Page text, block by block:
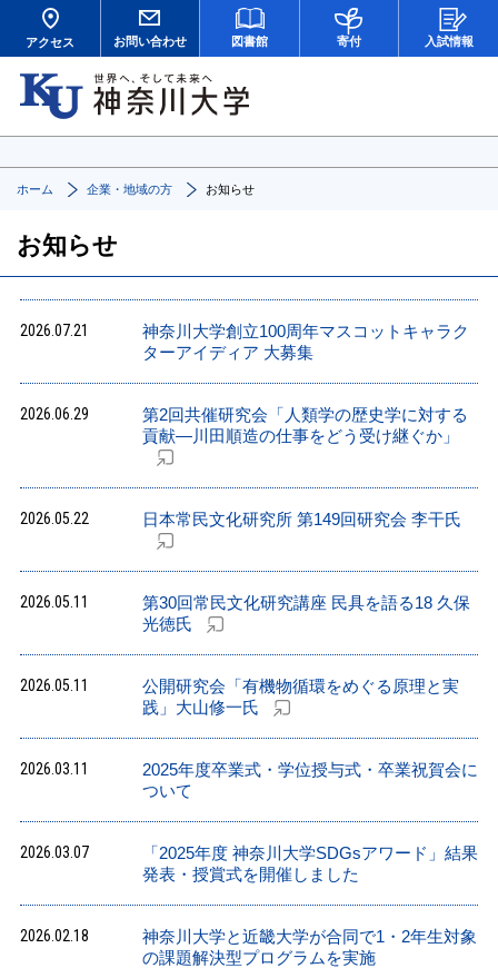
アクセス お問い合わせ 図書館 寄付 入試情報
ホーム 企業・地域の方 お知らせ
お知らせ
2026.07.21
神奈川大学創立100周年マスコットキャラク
ターアイディア 大募集
2026.06.29
第2回共催研究会「人類学の歴史学に対する
貢献―川田順造の仕事をどう受け継ぐか」
2026.05.22 日本常民文化研究所 第149回研究会 李干氏
2026.05.11
第30回常民文化研究講座 民具を語る18 久保
光徳氏
2026.05.11
公開研究会「有機物循環をめぐる原理と実
践」大山修一氏
2026.03.11
2025年度卒業式・学位授与式・卒業祝賀会に
ついて
2026.03.07
「2025年度 神奈川大学SDGsアワード」結果
発表・授賞式を開催しました
2026.02.18
神奈川大学と近畿大学が合同で1・2年生対象
の課題解決型プログラムを実施